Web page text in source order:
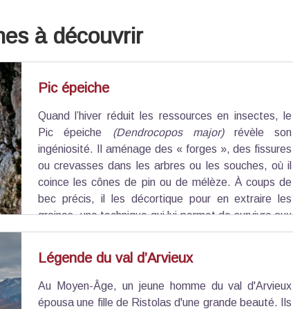
à découvrir
plein écran
Pic épeiche
Quand l’hiver réduit les ressources en insectes, le
Pic épeiche (Dendrocopos major)révèle son
ingéniosité. Il aménage des « forges », des fissures
ou crevasses dans les arbres ou les souches, où il
coince les cônes de pin ou de mélèze. À coups de
bec précis, il les décortique pour en extraire les
graines, une technique qui lui permet de survivre aux
Légende du val d’Arvieux
Au Moyen-Âge, un jeune homme du val d'Arvieux
épousa une fille de Ristolas d'une grande beauté. Ils